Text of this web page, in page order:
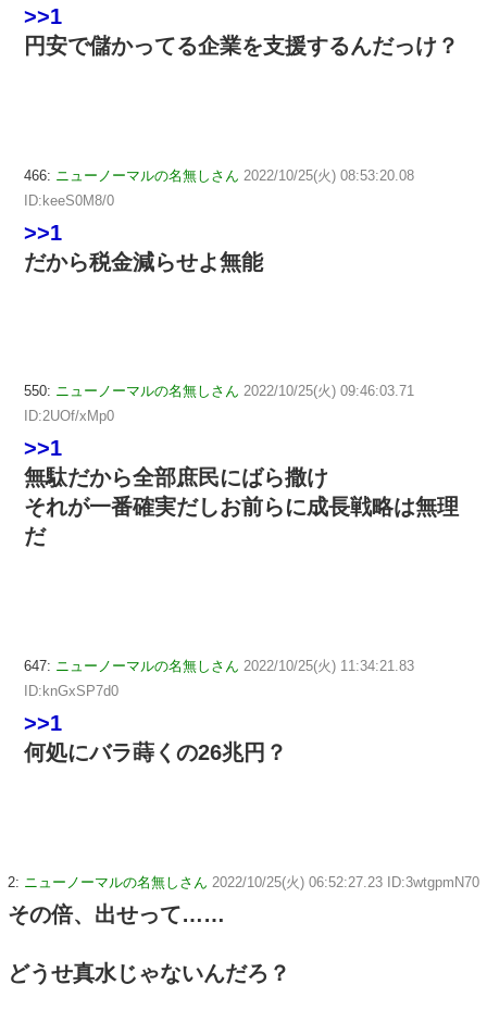
>>1
円安で儲かってる企業を支援するんだっけ？
466: ニューノーマルの名無しさん 2022/10/25(火) 08:53:20.08
ID:keeS0M8/0
>>1
だから税金減らせよ無能
550: ニューノーマルの名無しさん 2022/10/25(火) 09:46:03.71
ID:2UOf/xMp0
>>1
無駄だから全部庶民にばら撒け
それが一番確実だしお前らに成長戦略は無理
だ
647: ニューノーマルの名無しさん 2022/10/25(火) 11:34:21.83
ID:knGxSP7d0
>>1
何処にバラ蒔くの26兆円？
2: ニューノーマルの名無しさん 2022/10/25(火) 06:52:27.23 ID:3wtgpmN70
その倍、出せって……
どうせ真水じゃないんだろ？